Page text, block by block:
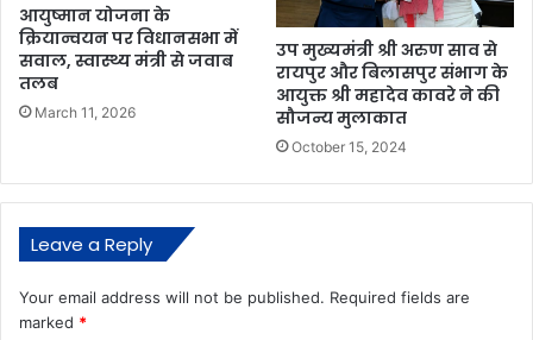
आयुष्मान योजना के
क्रियान्वयन पर विधानसभा में
सवाल, स्वास्थ्य मंत्री से जवाब
तलब
March 11, 2026
उप मुख्यमंत्री श्री अरुण साव से
रायपुर और बिलासपुर संभाग के
आयुक्त श्री महादेव कावरे ने की
सौजन्य मुलाकात
October 15, 2024
Leave a Reply
Your email address will not be published. Required fields are
marked *